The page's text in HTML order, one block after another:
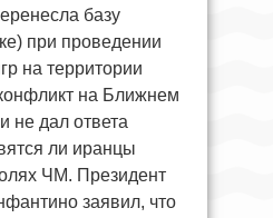
базу
при проведении
на территории
на Ближнем
не дал ответа
ли иранцы
ЧМ. Президент
заявил, что